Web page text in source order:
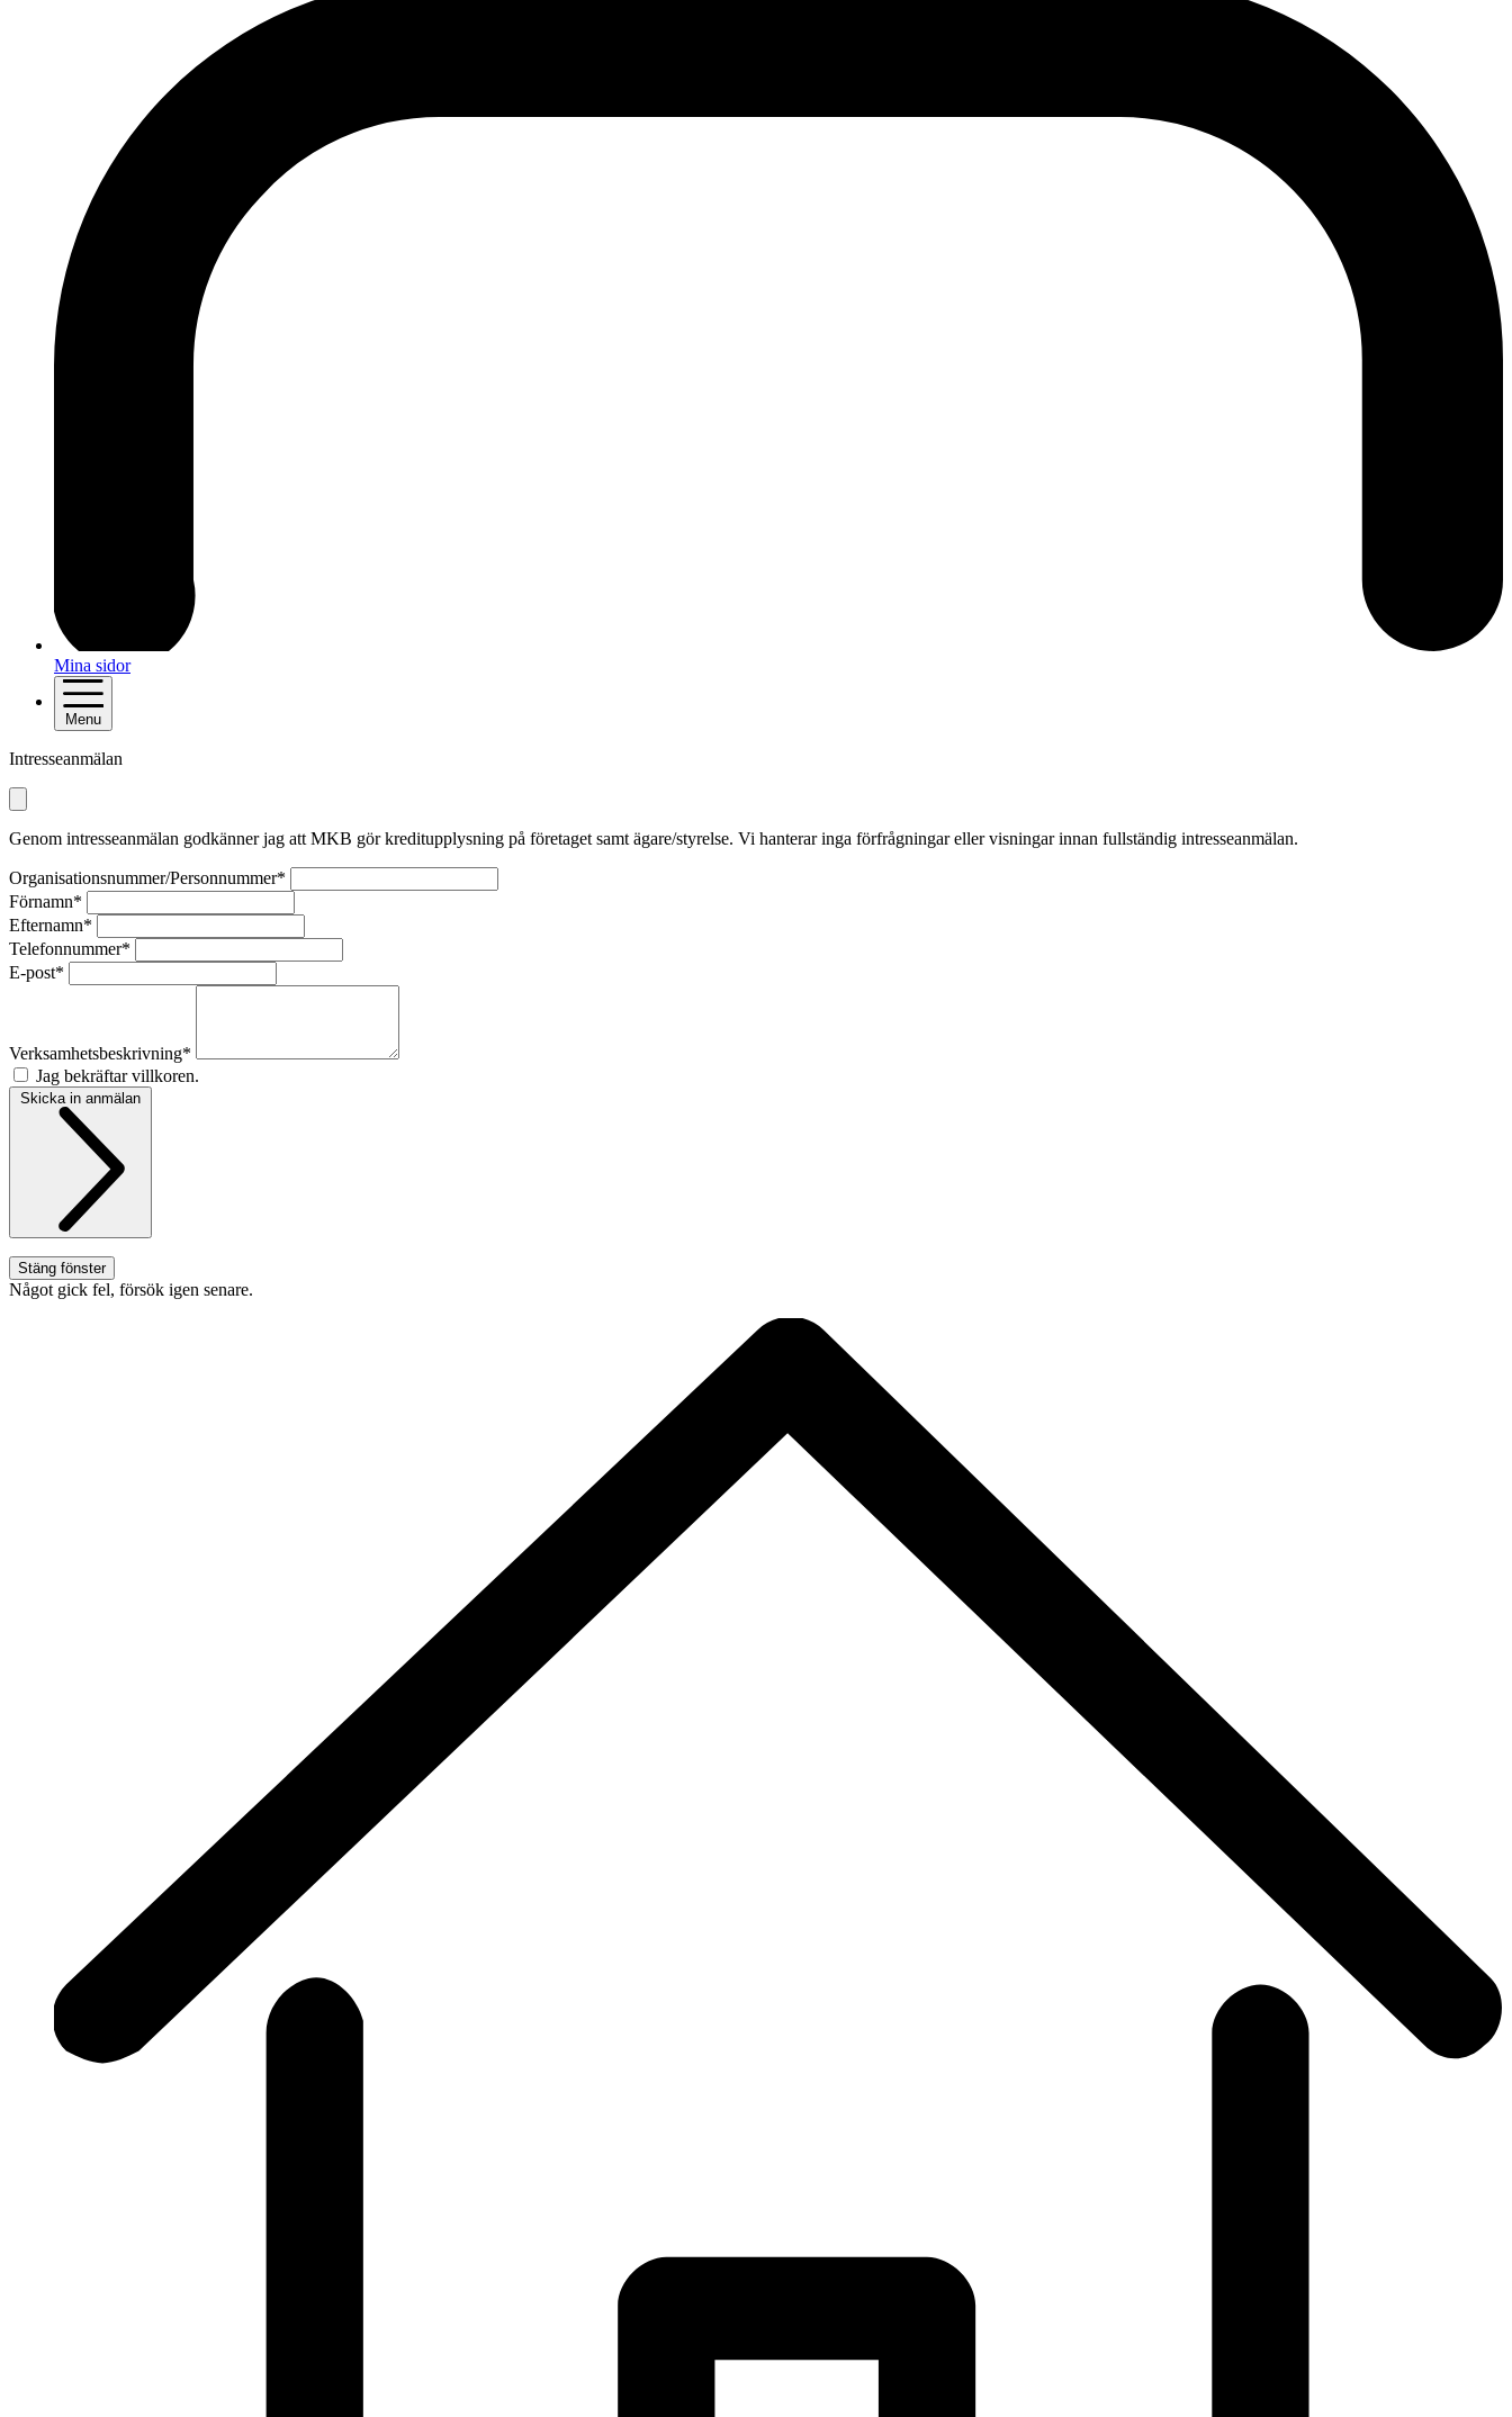
Mina sidor
Menu
Intresseanmälan
Genom intresseanmälan godkänner jag att MKB gör kreditupplysning på företaget samt ägare/styrelse. Vi hanterar inga förfrågningar eller visningar innan fullständig intresseanmälan.
Organisationsnummer/Personnummer*
Förnamn*
Efternamn*
Telefonnummer*
E-post*
Verksamhetsbeskrivning*
Jag bekräftar villkoren.
Skicka in anmälan
Stäng fönster
Något gick fel, försök igen senare.